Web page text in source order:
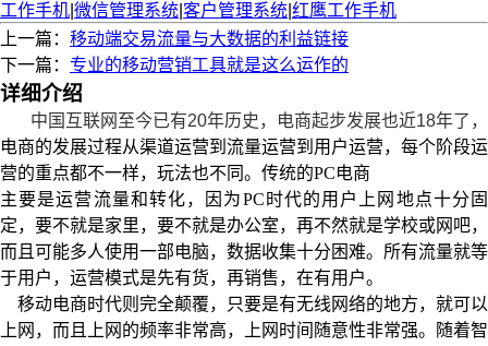
工作手机 微信管理系统 客户管理系统 红鹰工作手机
上一篇： 移动端交易流量与大数据的利益链接
下一篇： 专业的移动营销工具就是这么运作的
详细介绍
中国互联网至今已有20年历史，电商起步发展也近18年了，
电商的发展过程从渠道运营到流量运营到用户运营，每个阶段运
营的重点都不一样，玩法也不同。传统的PC电商
主要是运营流量和转化，因为PC时代的用户上网地点十分固
定，要不就是家里，要不就是办公室，再不然就是学校或网吧，
而且可能多人使用一部电脑，数据收集十分困难。所有流量就等
于用户，运营模式是先有货，再销售，在有用户。
移动电商时代则完全颠覆，只要是有无线网络的地方，就可以
上网，而且上网的频率非常高，上网时间随意性非常强。随着智